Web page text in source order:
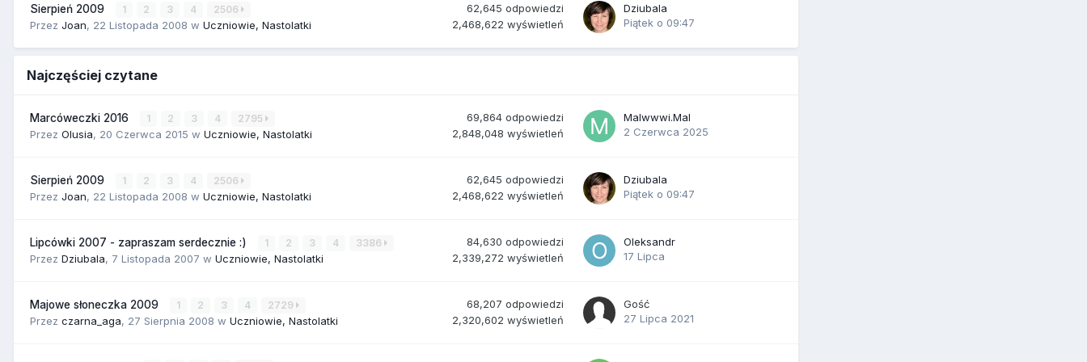
Sierpień 2009 1 2 3 4 2506
Przez Joan, 22 Listopada 2008 w Uczniowie, Nastolatki
62,645 odpowiedzi
2,468,622 wyświetleń
Dziubala
Piątek o 09:47
Najczęściej czytane
Marcóweczki 2016 1 2 3 4 2795
Przez Olusia, 20 Czerwca 2015 w Uczniowie, Nastolatki
69,864 odpowiedzi
2,848,048 wyświetleń
Malwwwi.Mal
2 Czerwca 2025
Sierpień 2009 1 2 3 4 2506
Przez Joan, 22 Listopada 2008 w Uczniowie, Nastolatki
62,645 odpowiedzi
2,468,622 wyświetleń
Dziubala
Piątek o 09:47
Lipcówki 2007 - zapraszam serdecznie :) 1 2 3 4 3386
Przez Dziubala, 7 Listopada 2007 w Uczniowie, Nastolatki
84,630 odpowiedzi
2,339,272 wyświetleń
Oleksandr
17 Lipca
Majowe słoneczka 2009 1 2 3 4 2729
Przez czarna_aga, 27 Sierpnia 2008 w Uczniowie, Nastolatki
68,207 odpowiedzi
2,320,602 wyświetleń
Gość
27 Lipca 2021